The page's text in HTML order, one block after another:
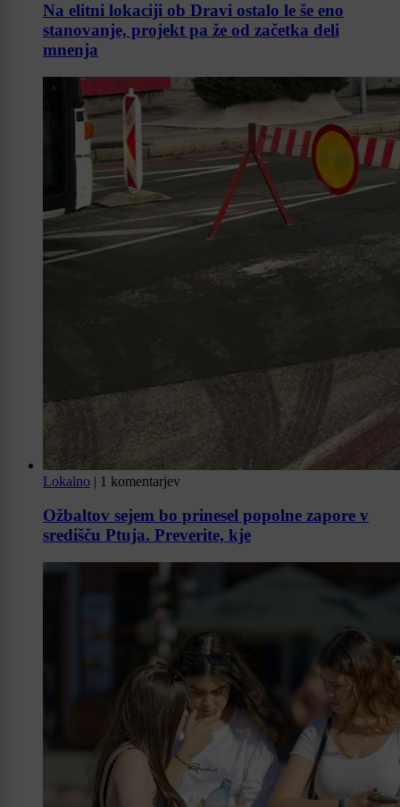
Na elitni lokaciji ob Dravi ostalo le še eno
stanovanje, projekt pa že od začetka deli
mnenja
Lokalno | 1 komentarjev
Ožbaltov sejem bo prinesel popolne zapore v
središču Ptuja. Preverite, kje